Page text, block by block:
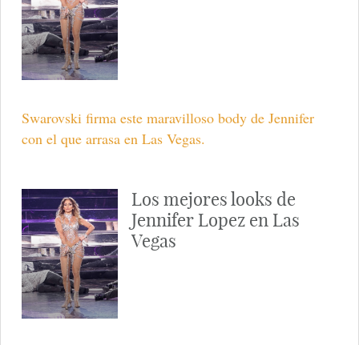
Swarovski firma este maravilloso body de Jennifer
con el que arrasa en Las Vegas.
Los mejores looks de
Jennifer Lopez en Las
Vegas